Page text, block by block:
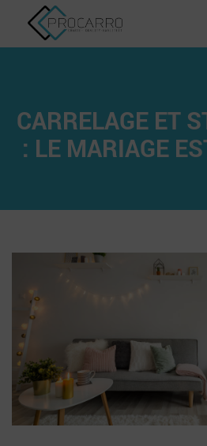
CARRELAGE ET
: LE MARIAGE